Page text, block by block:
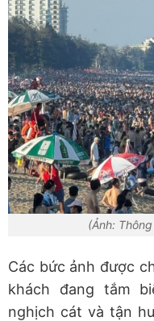
(Ảnh:
Các bức ảnh được
khách đang tắm
nghịch cát và tận